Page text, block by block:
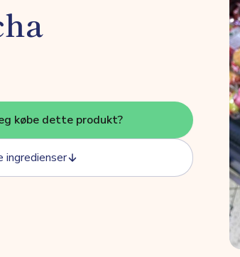
købe dette produkt?
ingredienser